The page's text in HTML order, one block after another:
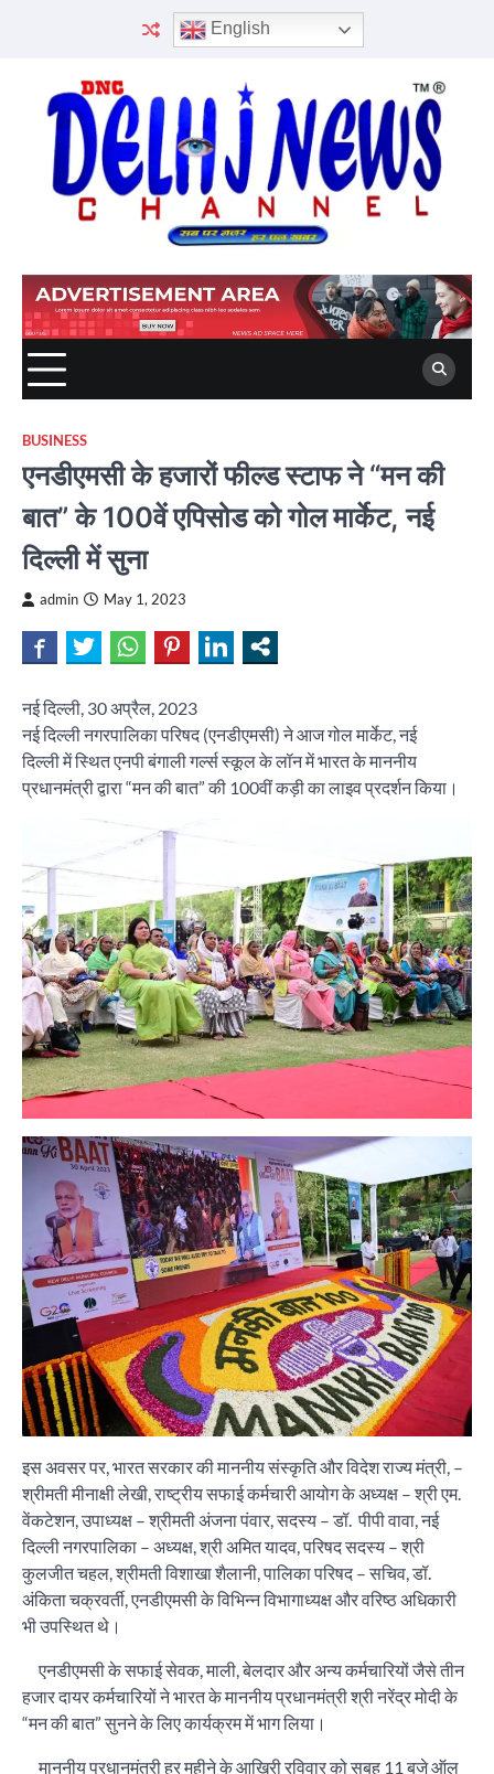
English
BUSINESS
एनडीएमसी के हजारों फील्ड स्टाफ ने “मन की
बात” के 100वें एपिसोड को गोल मार्केट, नई
दिल्ली में सुना
admin May 1, 2023
नई दिल्ली, 30 अप्रैल, 2023
नई दिल्ली नगरपालिका परिषद (एनडीएमसी) ने आज गोल मार्केट, नई
दिल्ली में स्थित एनपी बंगाली गर्ल्स स्कूल के लॉन में भारत के माननीय
प्रधानमंत्री द्वारा “मन की बात” की 100वीं कड़ी का लाइव प्रदर्शन किया।
इस अवसर पर, भारत सरकार की माननीय संस्कृति और विदेश राज्य मंत्री, –
श्रीमती मीनाक्षी लेखी, राष्ट्रीय सफाई कर्मचारी आयोग के अध्यक्ष – श्री एम.
वेंकटेशन, उपाध्यक्ष – श्रीमती अंजना पंवार, सदस्य – डॉ. पीपी वावा, नई
दिल्ली नगरपालिका – अध्यक्ष, श्री अमित यादव, परिषद सदस्य – श्री
कुलजीत चहल, श्रीमती विशाखा शैलानी, पालिका परिषद – सचिव, डॉ.
अंकिता चक्रवर्ती, एनडीएमसी के विभिन्न विभागाध्यक्ष और वरिष्ठ अधिकारी
भी उपस्थित थे।
एनडीएमसी के सफाई सेवक, माली, बेलदार और अन्य कर्मचारियों जैसे तीन
हजार दायर कर्मचारियों ने भारत के माननीय प्रधानमंत्री श्री नरेंद्र मोदी के
“मन की बात” सुनने के लिए कार्यक्रम में भाग लिया।
माननीय प्रधानमंत्री हर महीने के आखिरी रविवार को सुबह 11 बजे ऑल